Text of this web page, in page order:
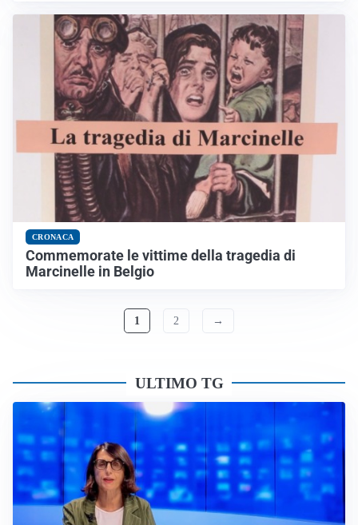
CRONACA
Commemorate le vittime della tragedia di
Marcinelle in Belgio
1 2 →
ULTIMO TG